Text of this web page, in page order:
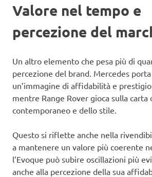
Valore nel tempo e
percezione del
Un altro elemento che pesa più di
percezione del brand. Mercedes porta
un’immagine di affidabilità e
mentre Range Rover gioca sulla carta
contemporaneo e dello stile.
Questo si riflette anche nella
a mantenere un valore più coerente
l’Evoque può subire oscillazioni più
anche alla percezione della sua